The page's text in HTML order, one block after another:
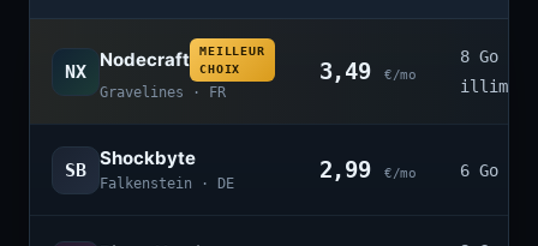
NX
Nodecraft
MEILLEUR
CHOIX
Gravelines · FR
3,49 €/mo
8 Go ·
SB
Shockbyte
Falkenstein · DE
2,99 €/mo 6 Go ·